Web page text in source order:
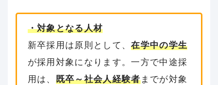
・対象となる人材
新卒採用は原則として、在学中の学生
が採用対象になります。一方で中途採
用は、 既卒～社会人経験者までが対象